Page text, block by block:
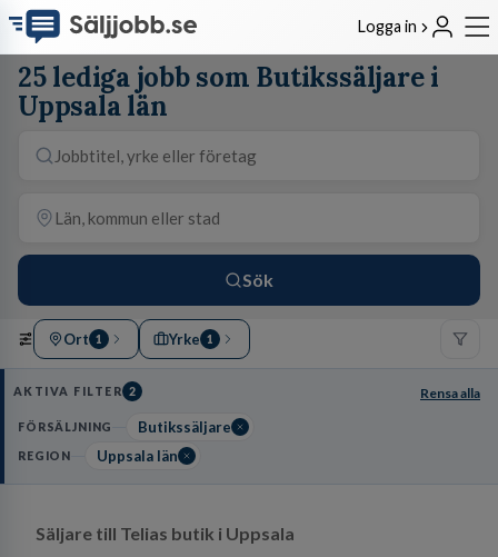
Logga in
25 lediga jobb som Butikssäljare i
Uppsala län
Sök
Ort 1 Yrke 1
AKTIVA FILTER 2 Rensa alla
FÖRSÄLJNING Butikssäljare
REGION Uppsala län
Säljare till Telias butik i Uppsala